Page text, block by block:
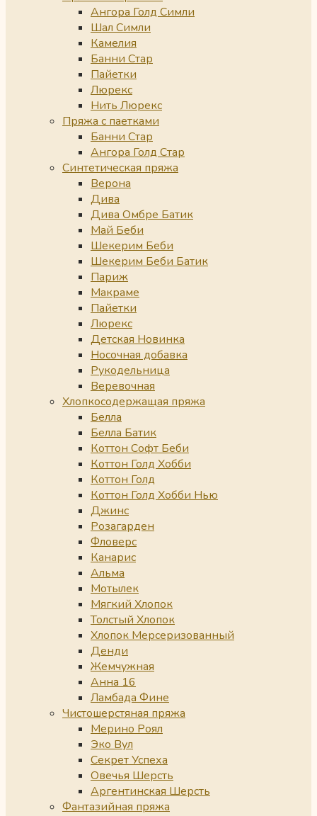
Ангора Голд Симли
Шал Симли
Камелия
Банни Стар
Пайетки
Люрекс
Нить Люрекс
Пряжа с паетками
Банни Стар
Ангора Голд Стар
Синтетическая пряжа
Верона
Дива
Дива Омбре Батик
Май Беби
Шекерим Беби
Шекерим Беби Батик
Париж
Макраме
Пайетки
Люрекс
Детская Новинка
Носочная добавка
Рукодельница
Веревочная
Хлопкосодержащая пряжа
Белла
Белла Батик
Коттон Софт Беби
Коттон Голд Хобби
Коттон Голд
Коттон Голд Хобби Нью
Джинс
Розагарден
Фловерс
Канарис
Альма
Мотылек
Мягкий Хлопок
Толстый Хлопок
Хлопок Мерсеризованный
Денди
Жемчужная
Анна 16
Ламбада Фине
Чистошерстяная пряжа
Мерино Роял
Эко Вул
Секрет Успеха
Овечья Шерсть
Аргентинская Шерсть
Фантазийная пряжа